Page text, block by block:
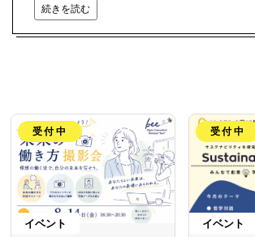
続きを読む
受付中
イベント
受付中
イベント